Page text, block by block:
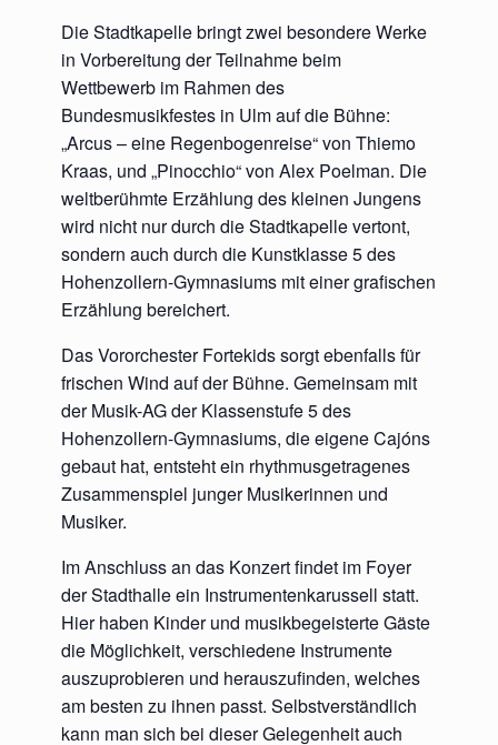
Die Stadtkapelle bringt zwei besondere Werke
in Vorbereitung der Teilnahme beim
Wettbewerb im Rahmen des
Bundesmusikfestes in Ulm auf die Bühne:
„Arcus – eine Regenbogenreise“ von Thiemo
Kraas, und „Pinocchio“ von Alex Poelman. Die
weltberühmte Erzählung des kleinen Jungens
wird nicht nur durch die Stadtkapelle vertont,
sondern auch durch die Kunstklasse 5 des
Hohenzollern-Gymnasiums mit einer grafischen
Erzählung bereichert.
Das Vororchester Fortekids sorgt ebenfalls für
frischen Wind auf der Bühne. Gemeinsam mit
der Musik-AG der Klassenstufe 5 des
Hohenzollern-Gymnasiums, die eigene Cajóns
gebaut hat, entsteht ein rhythmusgetragenes
Zusammenspiel junger Musikerinnen und
Musiker.
Im Anschluss an das Konzert findet im Foyer
der Stadthalle ein Instrumentenkarussell statt.
Hier haben Kinder und musikbegeisterte Gäste
die Möglichkeit, verschiedene Instrumente
auszuprobieren und herauszufinden, welches
am besten zu ihnen passt. Selbstverständlich
kann man sich bei dieser Gelegenheit auch